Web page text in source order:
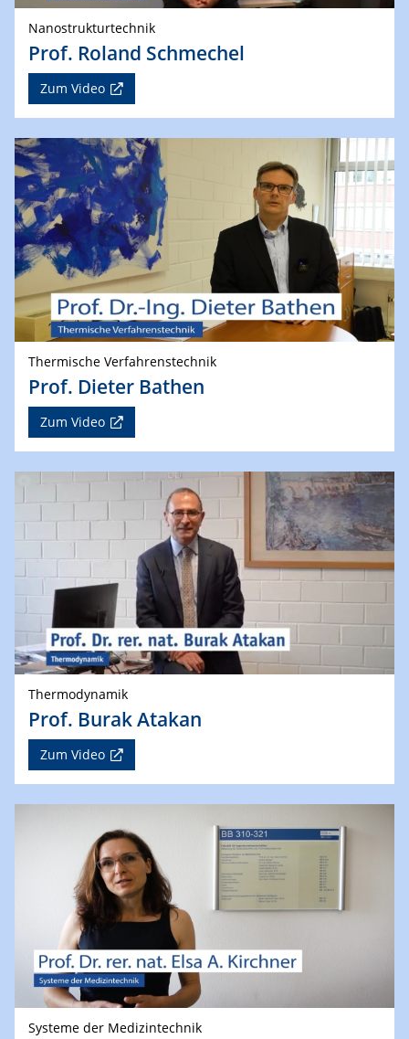
Nanostrukturtechnik
Prof. Roland Schmechel
Zum Video
Thermische Verfahrenstechnik
Prof. Dieter Bathen
Zum Video
Thermodynamik
Prof. Burak Atakan
Zum Video
Systeme der Medizintechnik